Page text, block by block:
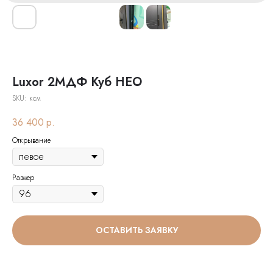
Luxor 2МДФ Куб НЕО
SKU: ксм
36 400 р.
Открывание
Размер
ОСТАВИТЬ ЗАЯВКУ